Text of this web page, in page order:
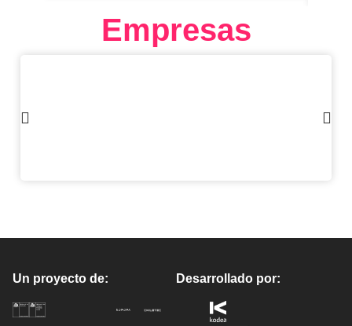
Empresas
Un proyecto de: Desarrollado por: